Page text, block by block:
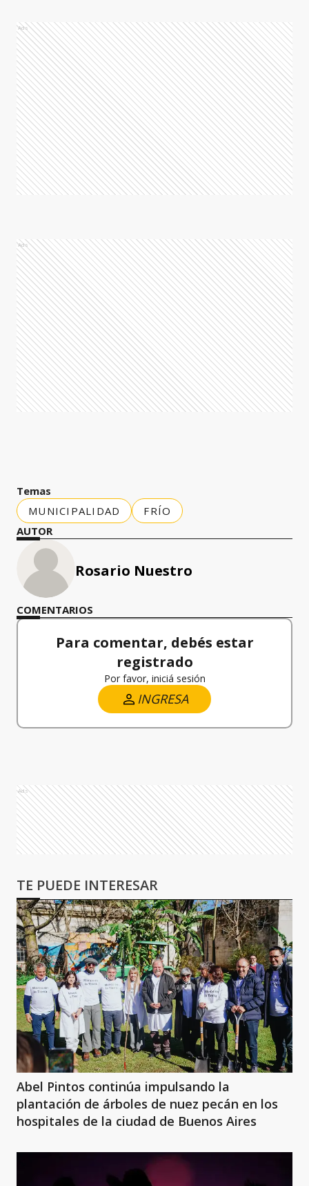
Ads
Ads
Temas
MUNICIPALIDAD
FRÍO
AUTOR
Rosario Nuestro
COMENTARIOS
Para comentar, debés estar
registrado
Por favor, iniciá sesión
INGRESA
Ads
TE PUEDE INTERESAR
Abel Pintos continúa impulsando la
plantación de árboles de nuez pecán en los
hospitales de la ciudad de Buenos Aires